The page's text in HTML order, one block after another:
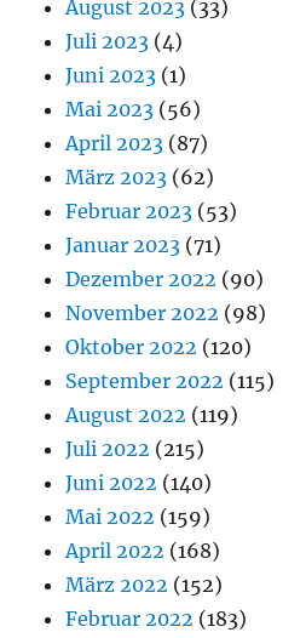
August 2023 (33)
Juli 2023 (4)
Juni 2023 (1)
Mai 2023 (56)
April 2023 (87)
März 2023 (62)
Februar 2023 (53)
Januar 2023 (71)
Dezember 2022 (90)
November 2022 (98)
Oktober 2022 (120)
September 2022 (115)
August 2022 (119)
Juli 2022 (215)
Juni 2022 (140)
Mai 2022 (159)
April 2022 (168)
März 2022 (152)
Februar 2022 (183)